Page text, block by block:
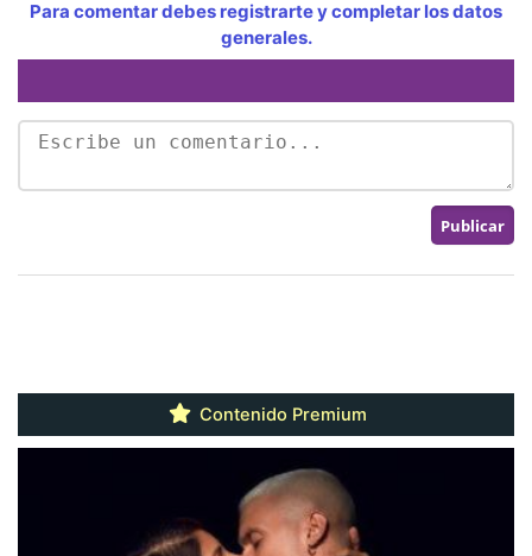
Para comentar debes registrarte y completar los datos
generales.
Contenido Premium